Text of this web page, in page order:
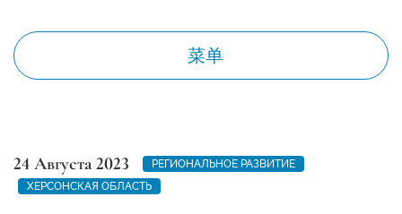
菜单
24 Августа 2023
РЕГИОНАЛЬНОЕ РАЗВИТИЕ
ХЕРСОНСКАЯ ОБЛАСТЬ